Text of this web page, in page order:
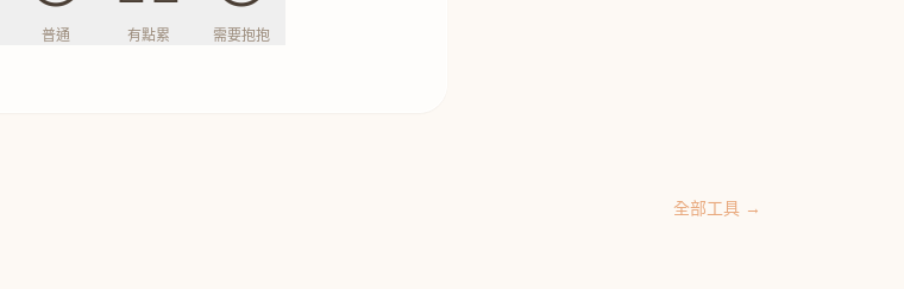
普通 有點累 需要抱抱
全部工具 →